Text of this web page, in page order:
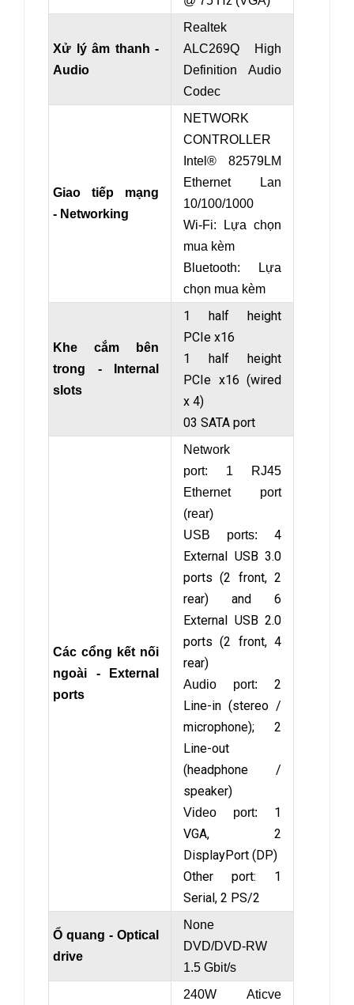
Xử lý âm thanh -
Audio
Realtek
ALC269Q High
Definition Audio
Codec
Giao tiếp mạng
- Networking
NETWORK
CONTROLLER
Intel® 82579LM
Ethernet Lan
10/100/1000
Wi-Fi: Lựa chọn
mua kèm
Bluetooth: Lựa
chọn mua kèm
Khe cắm bên
trong - Internal
slots
1 half height
PCIe x16
1 half height
PCIe x16 (wired
x 4)
03 SATA port
Các cổng kết nối
ngoài - External
ports
Network
port: 1 RJ45
Ethernet port
(rear)
USB ports: 4
External USB 3.0
ports (2 front, 2
rear) and 6
External USB 2.0
ports (2 front, 4
rear)
Audio port: 2
Line-in (stereo /
microphone); 2
Line-out
(headphone /
speaker)
Video port: 1
VGA, 2
DisplayPort (DP)
Other port: 1
Serial, 2 PS/2
Ổ quang - Optical
drive
None
DVD/DVD-RW
1.5 Gbit/s
240W Aticve